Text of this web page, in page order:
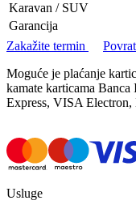
Karavan / SUV
Garancija
Zakažite termin
Moguće je plaćanje
kamate karticama
Express, VISA Electron,
Usluge